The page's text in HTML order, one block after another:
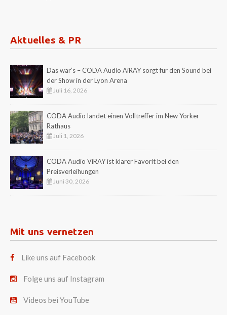
Aktuelles & PR
Das war’s – CODA Audio AiRAY sorgt für den Sound bei
der Show in der Lyon Arena
Juli 16, 2026
CODA Audio landet einen Volltreffer im New Yorker
Rathaus
Juli 1, 2026
CODA Audio ViRAY ist klarer Favorit bei den
Preisverleihungen
Juni 30, 2026
Mit uns vernetzen
Like uns auf Facebook
Folge uns auf Instagram
Videos bei YouTube